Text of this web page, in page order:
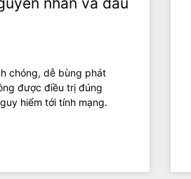
chóng, dễ bùng phát
được điều trị đúng
hiểm tới tính mạng.